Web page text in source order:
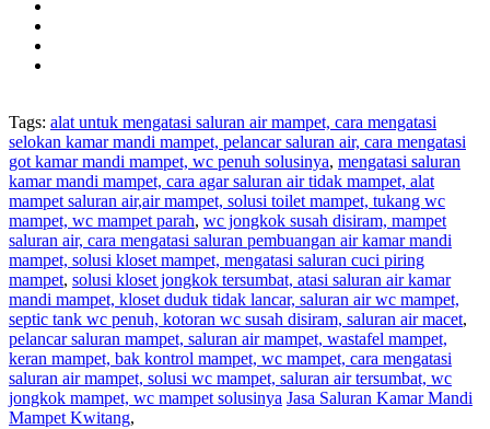
Tags: alat untuk mengatasi saluran air mampet, cara mengatasi
selokan kamar mandi mampet, pelancar saluran air, cara mengatasi
got kamar mandi mampet, wc penuh solusinya, mengatasi saluran
kamar mandi mampet, cara agar saluran air tidak mampet, alat
mampet saluran air,air mampet, solusi toilet mampet, tukang wc
mampet, wc mampet parah, wc jongkok susah disiram, mampet
saluran air, cara mengatasi saluran pembuangan air kamar mandi
mampet, solusi kloset mampet, mengatasi saluran cuci piring
mampet, solusi kloset jongkok tersumbat, atasi saluran air kamar
mandi mampet, kloset duduk tidak lancar, saluran air wc mampet,
septic tank wc penuh, kotoran wc susah disiram, saluran air macet,
pelancar saluran mampet, saluran air mampet, wastafel mampet,
keran mampet, bak kontrol mampet, wc mampet, cara mengatasi
saluran air mampet, solusi wc mampet, saluran air tersumbat, wc
jongkok mampet, wc mampet solusinya Jasa Saluran Kamar Mandi
Mampet Kwitang,